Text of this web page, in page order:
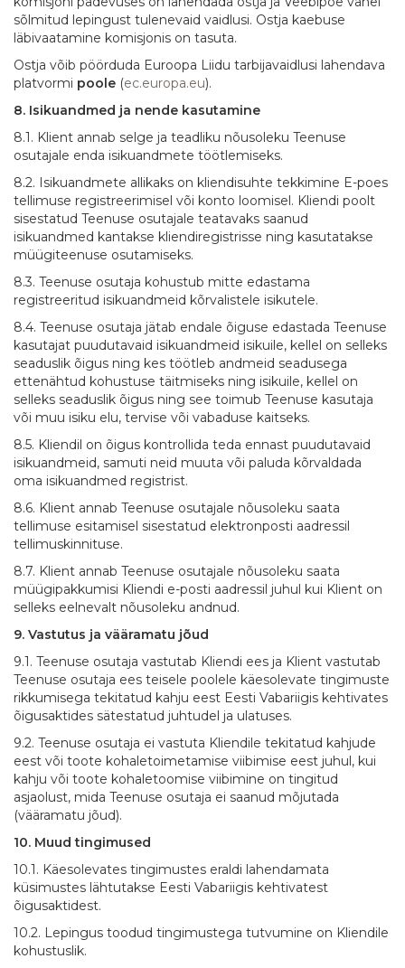
sõlmitud lepingust tulenevaid vaidlusi. Ostja kaebuse
läbivaatamine komisjonis on tasuta.
Ostja võib pöörduda Euroopa Liidu tarbijavaidlusi lahendava
platvormi poole (ec.europa.eu).
8. Isikuandmed ja nende kasutamine
8.1. Klient annab selge ja teadliku nõusoleku Teenuse
osutajale enda isikuandmete töötlemiseks.
8.2. Isikuandmete allikaks on kliendisuhte tekkimine E-poes
tellimuse registreerimisel või konto loomisel. Kliendi poolt
sisestatud Teenuse osutajale teatavaks saanud
isikuandmed kantakse kliendiregistrisse ning kasutatakse
müügiteenuse osutamiseks.
8.3. Teenuse osutaja kohustub mitte edastama
registreeritud isikuandmeid kõrvalistele isikutele.
8.4. Teenuse osutaja jätab endale õiguse edastada Teenuse
kasutajat puudutavaid isikuandmeid isikuile, kellel on selleks
seaduslik õigus ning kes töötleb andmeid seadusega
ettenähtud kohustuse täitmiseks ning isikuile, kellel on
selleks seaduslik õigus ning see toimub Teenuse kasutaja
või muu isiku elu, tervise või vabaduse kaitseks.
8.5. Kliendil on õigus kontrollida teda ennast puudutavaid
isikuandmeid, samuti neid muuta või paluda kõrvaldada
oma isikuandmed registrist.
8.6. Klient annab Teenuse osutajale nõusoleku saata
tellimuse esitamisel sisestatud elektronposti aadressil
tellimuskinnituse.
8.7. Klient annab Teenuse osutajale nõusoleku saata
müügipakkumisi Kliendi e-posti aadressil juhul kui Klient on
selleks eelnevalt nõusoleku andnud.
9. Vastutus ja vääramatu jõud
9.1. Teenuse osutaja vastutab Kliendi ees ja Klient vastutab
Teenuse osutaja ees teisele poolele käesolevate tingimuste
rikkumisega tekitatud kahju eest Eesti Vabariigis kehtivates
õigusaktides sätestatud juhtudel ja ulatuses.
9.2. Teenuse osutaja ei vastuta Kliendile tekitatud kahjude
eest või toote kohaletoimetamise viibimise eest juhul, kui
kahju või toote kohaletoomise viibimine on tingitud
asjaolust, mida Teenuse osutaja ei saanud mõjutada
(vääramatu jõud).
10. Muud tingimused
10.1. Käesolevates tingimustes eraldi lahendamata
küsimustes lähtutakse Eesti Vabariigis kehtivatest
õigusaktidest.
10.2. Lepingus toodud tingimustega tutvumine on Kliendile
kohustuslik.